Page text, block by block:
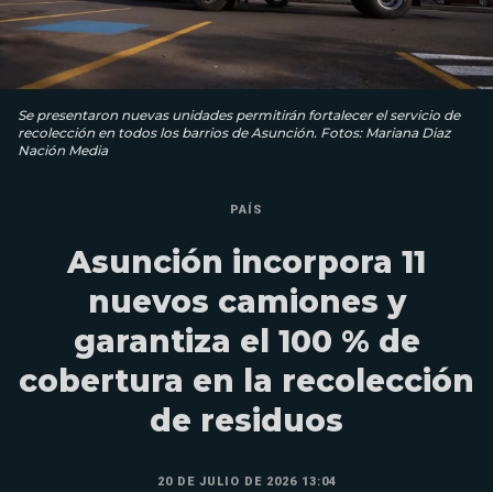
Se presentaron nuevas unidades permitirán fortalecer el servicio de
recolección en todos los barrios de Asunción. Fotos: Mariana Diaz
Nación Media
PAÍS
Asunción incorpora 11
nuevos camiones y
garantiza el 100 % de
cobertura en la recolección
de residuos
20 DE JULIO DE 2026 13:04